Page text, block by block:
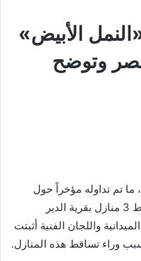
الأبيض»
وتوضح
ما تم تداوله مؤخراً حول
تسبب حشرة “النمل الأبيض” في سقوط 3 منازل بقرية الدير
واللجان الفنية أثبتت
وراء تساقط هذه المنازل.